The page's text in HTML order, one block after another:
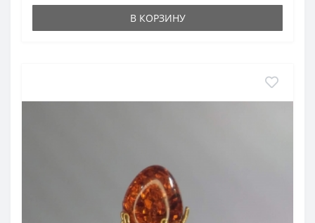
В КОРЗИНУ